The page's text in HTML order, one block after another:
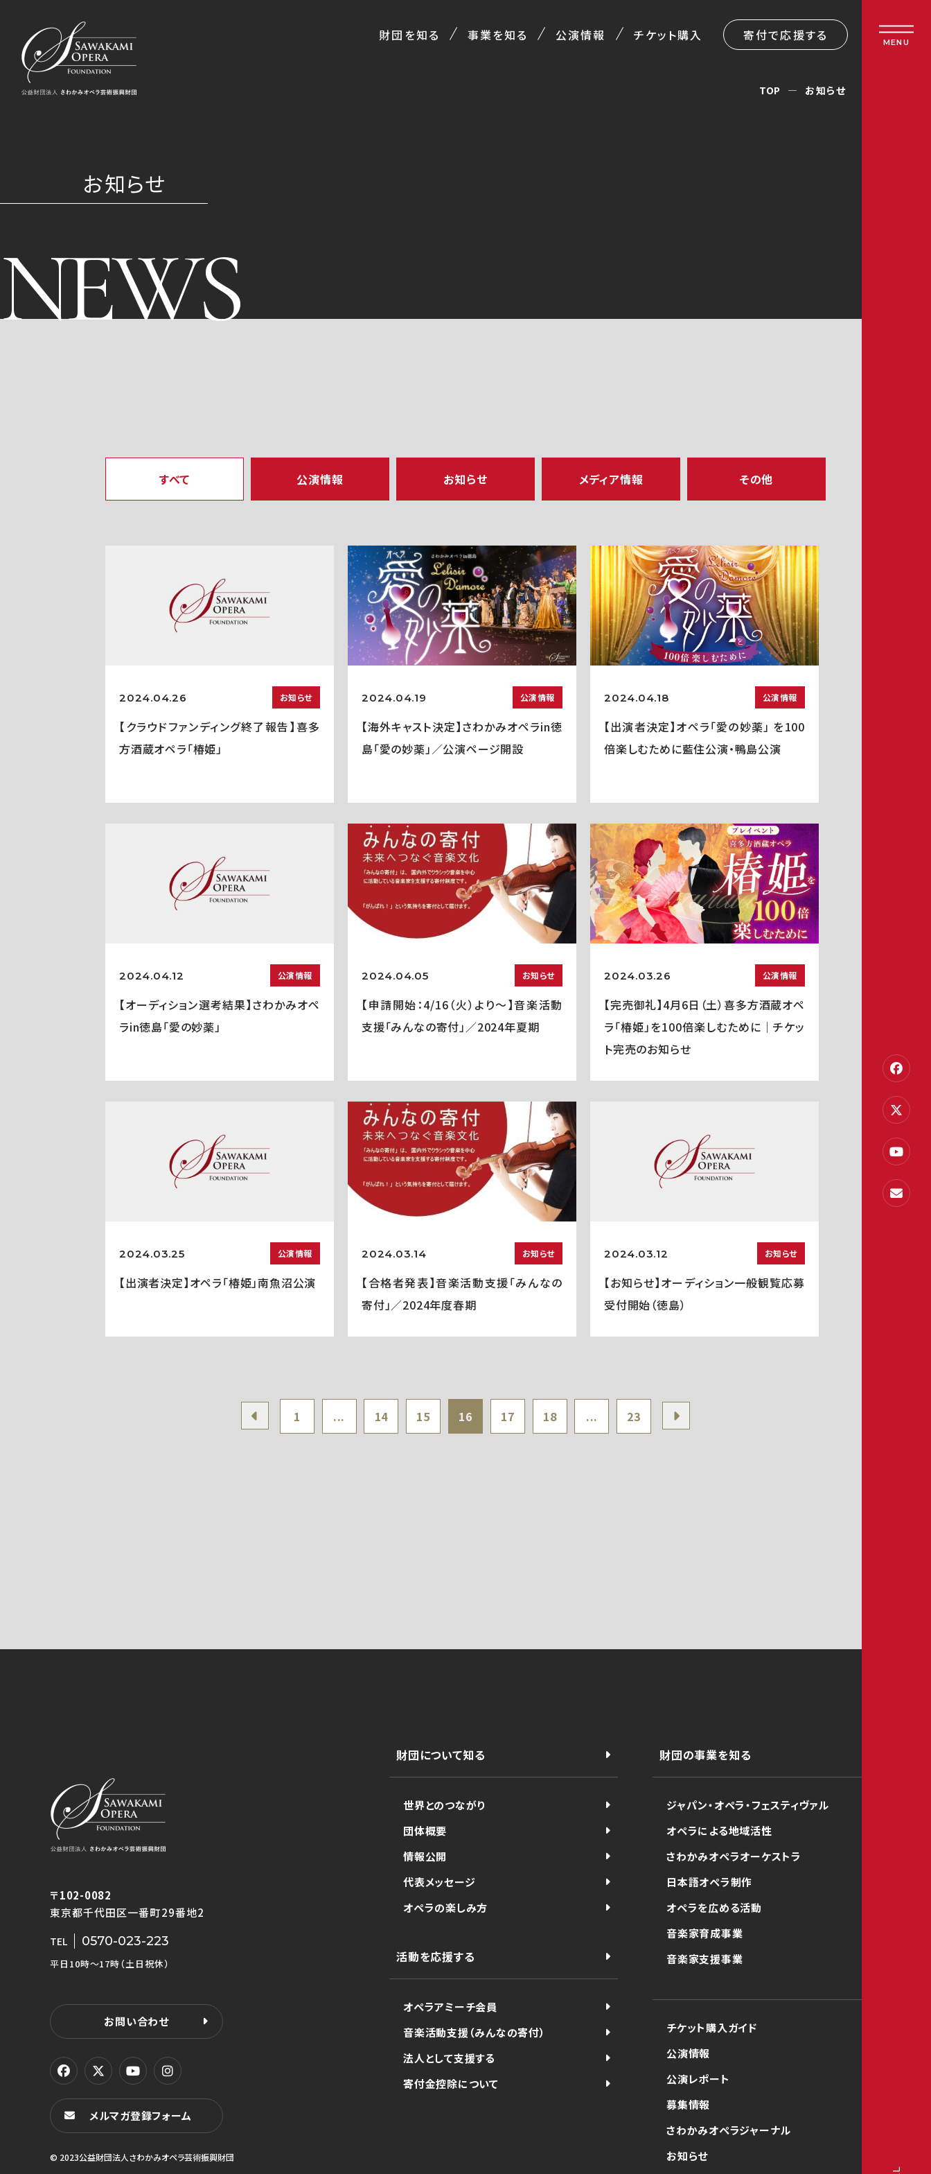
財団を知る 事業を知る 公演情報 チケット購入 寄付で応援する MENU
お知らせ
NEWS
TOP お知らせ
すべて 公演情報 お知らせ メディア情報 その他
2024.04.26 お知らせ
【クラウドファンディング終了報告】喜多
方酒蔵オペラ「椿姫」
2024.04.19 公演情報
【海外キャスト決定】さわかみオペラin徳
島「愛の妙薬」／公演ページ開設
2024.04.18 公演情報
【出演者決定】オペラ「愛の妙薬」 を100
倍楽しむために藍住公演・鴨島公演
2024.04.12 公演情報
【オーディション選考結果】さわかみオペ
ラin徳島「愛の妙薬」
2024.04.05 お知らせ
【申請開始：4/16（火）より～】音楽活動
支援「みんなの寄付」／2024年夏期
2024.03.26 公演情報
【完売御礼】4月6日（土）喜多方酒蔵オペ
ラ「椿姫」を100倍楽しむために｜チケッ
ト完売のお知らせ
2024.03.25 公演情報
【出演者決定】オペラ「椿姫」南魚沼公演
2024.03.14 お知らせ
【合格者発表】音楽活動支援「みんなの
寄付」／2024年度春期
2024.03.12 お知らせ
【お知らせ】オーディション一般観覧応募
受付開始（徳島）
1 ... 14 15 16 17 18 ... 23
〒102-0082
東京都千代田区一番町29番地2
TEL 0570-023-223
平日10時〜17時（土日祝休）
お問い合わせ
メルマガ登録フォーム
© 2023公益財団法人さわかみオペラ芸術振興財団
財団について知る
世界とのつながり
団体概要
情報公開
代表メッセージ
オペラの楽しみ方
活動を応援する
オペラアミーチ会員
音楽活動支援（みんなの寄付）
法人として支援する
寄付金控除について
財団の事業を知る
ジャパン・オペラ・フェスティヴァル
オペラによる地域活性
さわかみオペラオーケストラ
日本語オペラ制作
オペラを広める活動
音楽家育成事業
音楽家支援事業
チケット購入ガイド
公演情報
公演レポート
募集情報
さわかみオペラジャーナル
お知らせ